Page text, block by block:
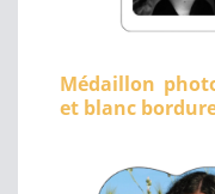
Médaillon
et blanc